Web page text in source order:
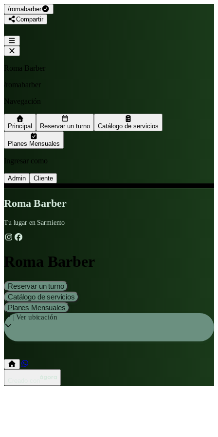
/romabarber
Compartir
Roma Barber
/romabarber
Navegación
Principal Reservar un turno Catálogo de servicios
Planes Mensuales
Ingresar como
Admin Cliente
Roma Barber
Tu lugar en Sarmiento
Roma Barber
Reservar un turno
Catálogo de servicios
Planes Mensuales
📍 | Ver ubicación